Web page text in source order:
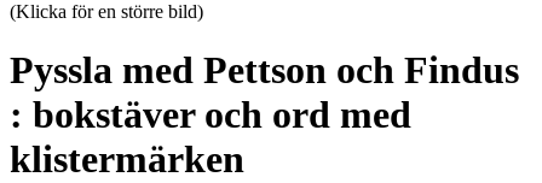
(Klicka för en större bild)
Pyssla med Pettson och Findus
: bokstäver och ord med
klistermärken